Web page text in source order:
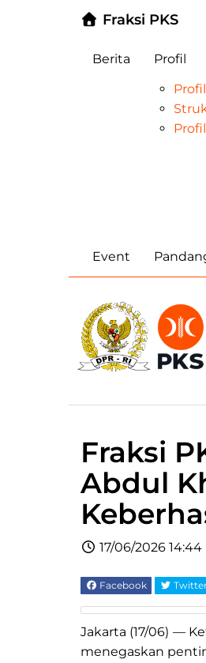
Fraksi PKS
Berita
Profil
Event
Fraksi
Abdul
17/06/2026 14:44
Facebook
Jakarta (17/06) —
menegaskan